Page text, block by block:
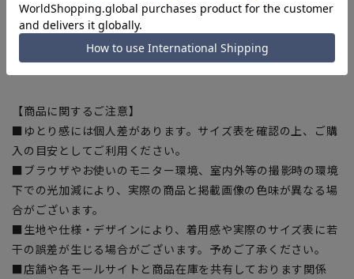
あり
【商品に関するご注意】
■ゆとり感には個人差があります。サイズ表を確認の上、ご購
入の目安としてご利用ください。
■ブラウザやお使いのモニター環境、室内外等の撮影時の環境
下での光加減により、実際の商品と掲載画像の色味が異なる場
合がございます。
■生地や仕様・デザインにより、着用感や実際のサイズ表に若
干の誤差が生じる場合がございます。予めご了承ください。
■店舗や各モールサイトと商品在庫を共有しております関係